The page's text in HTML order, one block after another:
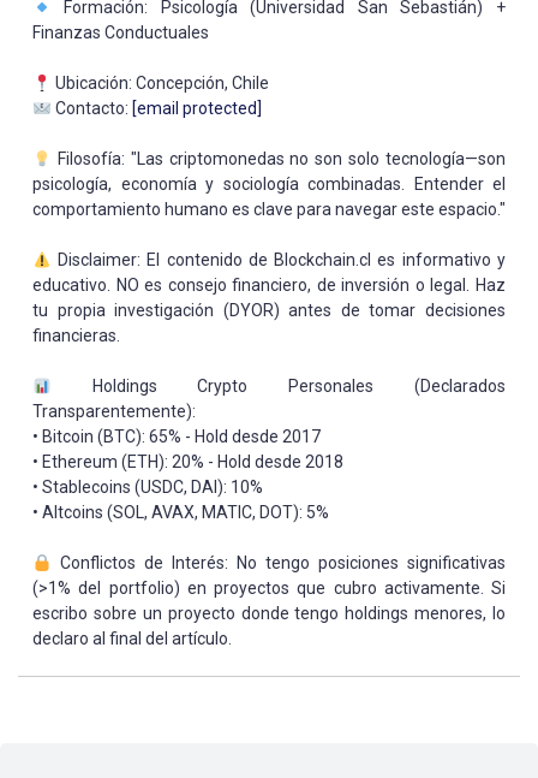
Formación: Psicología (Universidad San Sebastián) +
Finanzas Conductuales
Ubicación: Concepción, Chile
Contacto: [email protected]
Filosofía: "Las criptomonedas no son solo tecnología—son
psicología, economía y sociología combinadas. Entender el
comportamiento humano es clave para navegar este espacio."
Disclaimer: El contenido de Blockchain.cl es informativo y
educativo. NO es consejo financiero, de inversión o legal. Haz
tu propia investigación (DYOR) antes de tomar decisiones
financieras.
Holdings Crypto Personales (Declarados
Transparentemente):
• Bitcoin (BTC): 65% - Hold desde 2017
• Ethereum (ETH): 20% - Hold desde 2018
• Stablecoins (USDC, DAI): 10%
• Altcoins (SOL, AVAX, MATIC, DOT): 5%
Conflictos de Interés: No tengo posiciones significativas
(>1% del portfolio) en proyectos que cubro activamente. Si
escribo sobre un proyecto donde tengo holdings menores, lo
declaro al final del artículo.